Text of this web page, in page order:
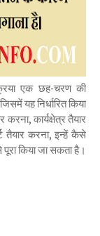
एक छह-चरण की
यह निर्धारित किया
कार्यक्षेत्र तैयार
तैयार करना, इन्हें कैसे
किया जा सकता है।